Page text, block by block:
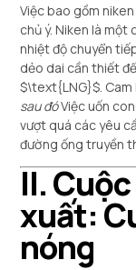
Việc bao gồm
chủ ý. Niken là
nhiệt độ chuyển
dẻo dai cần thiết
$\text{LNG}$ .
sau đóViệc uốn
vượt quá các yêu
đường ống truyền
II.
xuất:
nóng